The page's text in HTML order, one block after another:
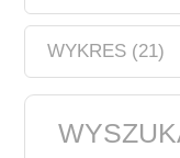
WYKRES(21)